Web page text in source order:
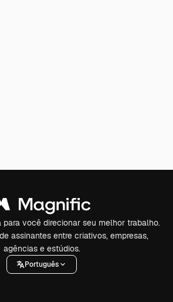
você direcionar seu melhor trabalho.
assinantes entre criativos, empresas,
agências e estúdios.
Português